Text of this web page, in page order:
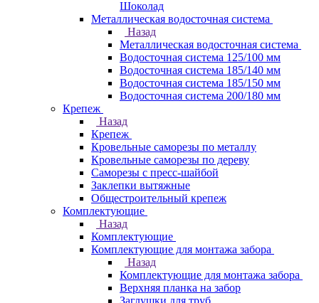
Шоколад
Металлическая водосточная система
Назад
Металлическая водосточная система
Водосточная система 125/100 мм
Водосточная система 185/140 мм
Водосточная система 185/150 мм
Водосточная система 200/180 мм
Крепеж
Назад
Крепеж
Кровельные саморезы по металлу
Кровельные саморезы по дереву
Саморезы с пресс-шайбой
Заклепки вытяжные
Общестроительный крепеж
Комплектующие
Назад
Комплектующие
Комплектующие для монтажа забора
Назад
Комплектующие для монтажа забора
Верхняя планка на забор
Заглушки для труб